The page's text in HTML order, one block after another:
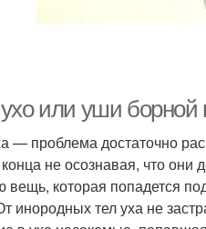
ухо или уши
— проблема достаточно
не осознавая, что они
которая попадется
инородных тел уха не